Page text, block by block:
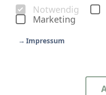
Notwendig
Marketing
Impressum
auf euch.
Mais und Pastinaken habt
denn sie ist nicht nur ein